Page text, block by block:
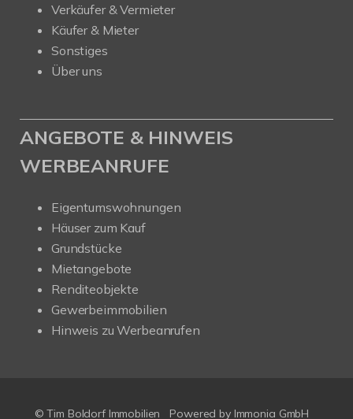
Verkäufer & Vermieter
Käufer & Mieter
Sonstiges
Über uns
ANGEBOTE & HINWEIS
WERBEANRUFE
Eigentumswohnungen
Häuser zum Kauf
Grundstücke
Mietangebote
Renditeobjekte
Gewerbeimmobilien
Hinweis zu Werbeanrufen
© Tim Boldorf Immobilien Powered by Immonia GmbH